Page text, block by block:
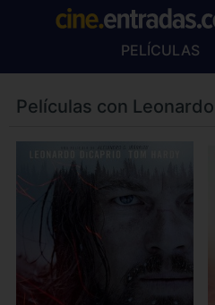
PELÍCULAS
Películas con